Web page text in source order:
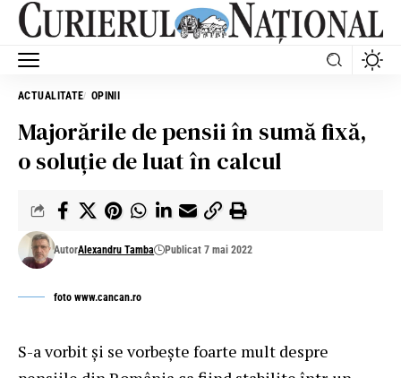
ACTUALITATE OPINII
Majorările de pensii în sumă fixă,
o soluţie de luat în calcul
AutorAlexandru Tamba Publicat 7 mai 2022
foto www.cancan.ro
S-a vorbit și se vorbește foarte mult despre